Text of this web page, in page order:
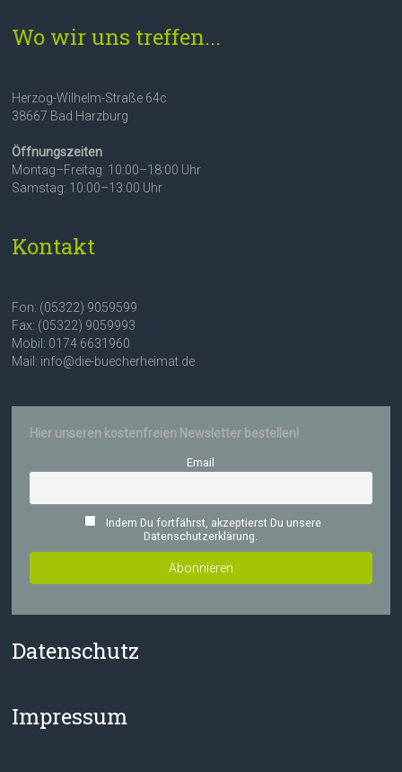
Wo wir uns treffen...
Herzog-Wilhelm-Straße 64c
38667 Bad Harzburg
Öffnungszeiten
Montag–Freitag: 10:00–18:00 Uhr
Samstag: 10:00–13:00 Uhr
Kontakt
Fon: (05322) 9059599
Fax: (05322) 9059993
Mobil: 0174 6631960
Mail: info@die-buecherheimat.de
Hier unseren kostenfreien Newsletter bestellen!
Email
Indem Du fortfährst, akzeptierst Du unsere
Datenschutzerklärung.
Datenschutz
Impressum